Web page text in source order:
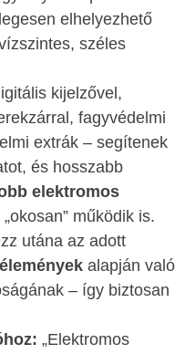
elhelyezhető
széles
kijelzővel,
fagyvédelmi
extrák – segítenek
és hosszabb
elektromos
működik is.
utána az adott
alapján való
– így biztosan
„Elektromos